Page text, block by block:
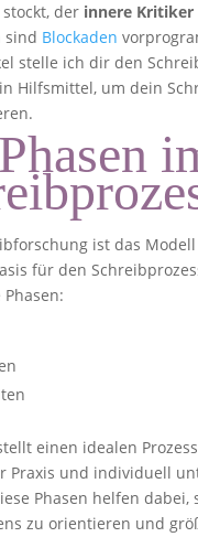
der innere Kritiker
sind Blockaden
stelle ich dir den
Hilfsmittel, um dein
ist das Modell
für den
einen idealen
Praxis und individuell
Phasen helfen dabei,
zu orientieren und